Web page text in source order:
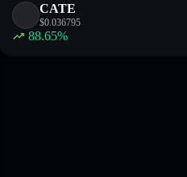
CATE
$0.036795
88.65%